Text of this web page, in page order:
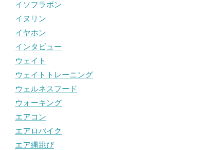
イソフラボン
イヌリン
イヤホン
インタビュー
ウェイト
ウェイトトレーニング
ウェルネスフード
ウォーキング
エアコン
エアロバイク
エア縄跳び